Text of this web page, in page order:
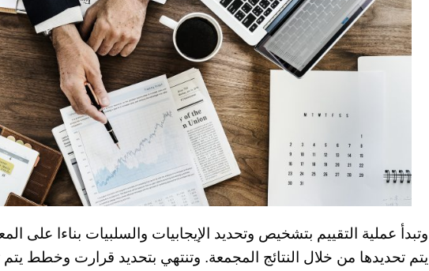
وتبدأ عملية التقييم بتشخيص وتحديد الإيجابيات والسلبيات بناءا على
يتم تحديدها من خلال النتائج المجمعة. وتنتهي بتحديد قرارت وخطط